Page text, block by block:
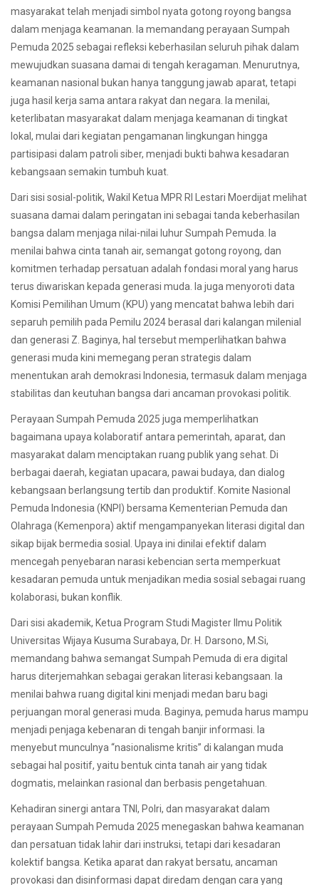
masyarakat telah menjadi simbol nyata gotong royong bangsa
dalam menjaga keamanan. Ia memandang perayaan Sumpah
Pemuda 2025 sebagai refleksi keberhasilan seluruh pihak dalam
mewujudkan suasana damai di tengah keragaman. Menurutnya,
keamanan nasional bukan hanya tanggung jawab aparat, tetapi
juga hasil kerja sama antara rakyat dan negara. Ia menilai,
keterlibatan masyarakat dalam menjaga keamanan di tingkat
lokal, mulai dari kegiatan pengamanan lingkungan hingga
partisipasi dalam patroli siber, menjadi bukti bahwa kesadaran
kebangsaan semakin tumbuh kuat.
Dari sisi sosial-politik, Wakil Ketua MPR RI Lestari Moerdijat melihat
suasana damai dalam peringatan ini sebagai tanda keberhasilan
bangsa dalam menjaga nilai-nilai luhur Sumpah Pemuda. Ia
menilai bahwa cinta tanah air, semangat gotong royong, dan
komitmen terhadap persatuan adalah fondasi moral yang harus
terus diwariskan kepada generasi muda. Ia juga menyoroti data
Komisi Pemilihan Umum (KPU) yang mencatat bahwa lebih dari
separuh pemilih pada Pemilu 2024 berasal dari kalangan milenial
dan generasi Z. Baginya, hal tersebut memperlihatkan bahwa
generasi muda kini memegang peran strategis dalam
menentukan arah demokrasi Indonesia, termasuk dalam menjaga
stabilitas dan keutuhan bangsa dari ancaman provokasi politik.
Perayaan Sumpah Pemuda 2025 juga memperlihatkan
bagaimana upaya kolaboratif antara pemerintah, aparat, dan
masyarakat dalam menciptakan ruang publik yang sehat. Di
berbagai daerah, kegiatan upacara, pawai budaya, dan dialog
kebangsaan berlangsung tertib dan produktif. Komite Nasional
Pemuda Indonesia (KNPI) bersama Kementerian Pemuda dan
Olahraga (Kemenpora) aktif mengampanyekan literasi digital dan
sikap bijak bermedia sosial. Upaya ini dinilai efektif dalam
mencegah penyebaran narasi kebencian serta memperkuat
kesadaran pemuda untuk menjadikan media sosial sebagai ruang
kolaborasi, bukan konflik.
Dari sisi akademik, Ketua Program Studi Magister Ilmu Politik
Universitas Wijaya Kusuma Surabaya, Dr. H. Darsono, M.Si,
memandang bahwa semangat Sumpah Pemuda di era digital
harus diterjemahkan sebagai gerakan literasi kebangsaan. Ia
menilai bahwa ruang digital kini menjadi medan baru bagi
perjuangan moral generasi muda. Baginya, pemuda harus mampu
menjadi penjaga kebenaran di tengah banjir informasi. Ia
menyebut munculnya “nasionalisme kritis” di kalangan muda
sebagai hal positif, yaitu bentuk cinta tanah air yang tidak
dogmatis, melainkan rasional dan berbasis pengetahuan.
Kehadiran sinergi antara TNI, Polri, dan masyarakat dalam
perayaan Sumpah Pemuda 2025 menegaskan bahwa keamanan
dan persatuan tidak lahir dari instruksi, tetapi dari kesadaran
kolektif bangsa. Ketika aparat dan rakyat bersatu, ancaman
provokasi dan disinformasi dapat diredam dengan cara yang